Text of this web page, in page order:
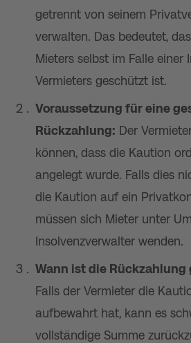
getrennt von seinem
verwalten. Das bedeutet,
Mieters selbst im Falle einer
Vermieters geschützt ist.
Voraussetzung für eine
Rückzahlung: Der
können, dass die Kaution
angelegt wurde. Falls dies
die Kaution auf ein
müssen sich Mieter unter
Insolvenzverwalter wenden.
Wann ist die Rückzahlung
Falls der Vermieter die
aufbewahrt hat, kann es
vollständige Summe